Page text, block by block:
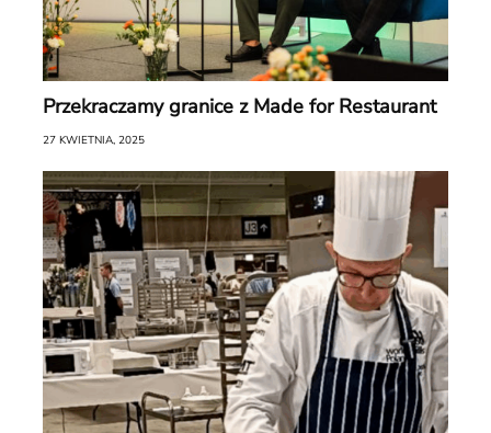
Przekraczamy granice z Made for Restaurant
27 KWIETNIA, 2025